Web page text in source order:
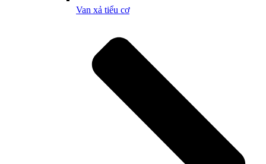
Van xả tiểu cơ